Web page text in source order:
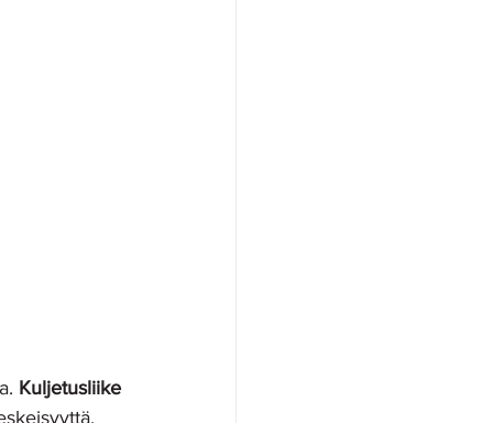
Kuljetusliike